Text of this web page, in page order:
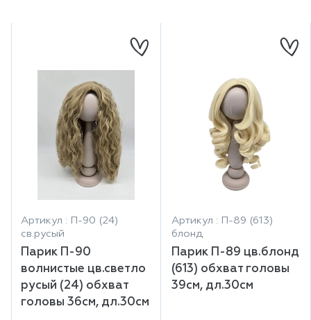
Артикул : П-90 (24)
св.русый
Парик П-90
волнистые цв.светло
русый (24) обхват
головы 36см, дл.30см
Артикул : П-89 (613)
блонд
Парик П-89 цв.блонд
(613) обхват головы
39см, дл.30см